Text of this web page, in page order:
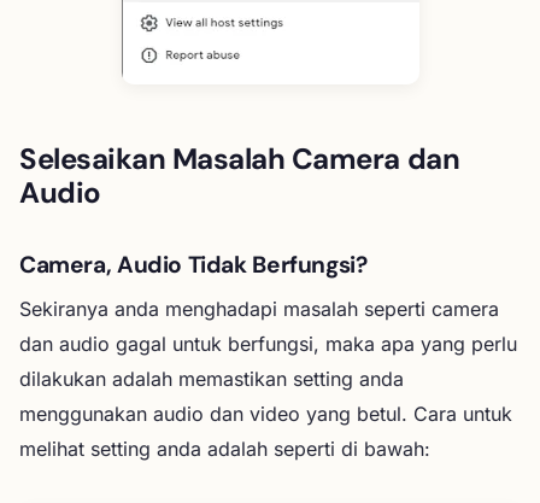
Selesaikan Masalah Camera dan
Audio
Camera, Audio Tidak Berfungsi?
Sekiranya anda menghadapi masalah seperti camera
dan audio gagal untuk berfungsi, maka apa yang perlu
dilakukan adalah memastikan setting anda
menggunakan audio dan video yang betul. Cara untuk
melihat setting anda adalah seperti di bawah: